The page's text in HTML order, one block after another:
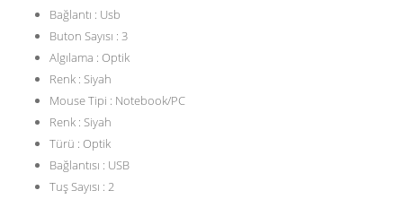
Bağlantı : Usb
Buton Sayısı : 3
Algılama : Optik
Renk : Siyah
Mouse Tipi : Notebook/PC
Renk : Siyah
Türü : Optik
Bağlantısı : USB
Tuş Sayısı : 2